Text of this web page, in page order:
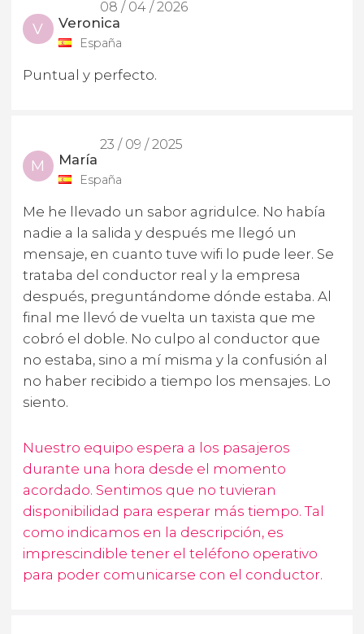
08 / 04 / 2026
V Veronica
España
Puntual y perfecto.
23 / 09 / 2025
M María
España
Me he llevado un sabor agridulce. No había
nadie a la salida y después me llegó un
mensaje, en cuanto tuve wifi lo pude leer. Se
trataba del conductor real y la empresa
después, preguntándome dónde estaba. Al
final me llevó de vuelta un taxista que me
cobró el doble. No culpo al conductor que
no estaba, sino a mí misma y la confusión al
no haber recibido a tiempo los mensajes. Lo
siento.
Nuestro equipo espera a los pasajeros
durante una hora desde el momento
acordado. Sentimos que no tuvieran
disponibilidad para esperar más tiempo. Tal
como indicamos en la descripción, es
imprescindible tener el teléfono operativo
para poder comunicarse con el conductor.